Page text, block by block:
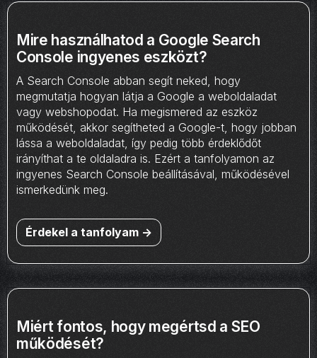
Mire használhatod a Google Search
Console ingyenes eszközt?
A Search Console abban segít neked, hogy
megmutatja hogyan látja a Google a weboldaladat
vagy webshopodat. Ha megismered az eszköz
működését, akkor segítheted a Google-t, hogy jobban
lássa a weboldaladat, így pedig több érdeklődőt
irányíthat a te oldaladra is. Ezért a tanfolyamon az
ingyenes Search Console beállításával, működésével
ismerkedünk meg.
Érdekel a tanfolyam ->
Miért fontos, hogy megértsd a SEO
működését?